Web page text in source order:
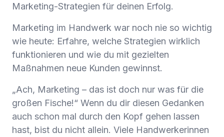
Marketing-Strategien für deinen Erfolg.
Marketing im Handwerk war noch nie so wichtig
wie heute: Erfahre, welche Strategien wirklich
funktionieren und wie du mit gezielten
Maßnahmen neue Kunden gewinnst.
„Ach, Marketing – das ist doch nur was für die
großen Fische!“ Wenn du dir diesen Gedanken
auch schon mal durch den Kopf gehen lassen
hast, bist du nicht allein. Viele Handwerkerinnen